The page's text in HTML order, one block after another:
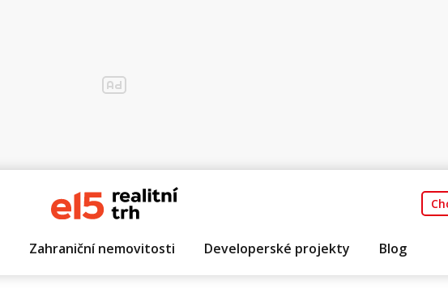
Zahraniční nemovitosti Developerské projekty Blog